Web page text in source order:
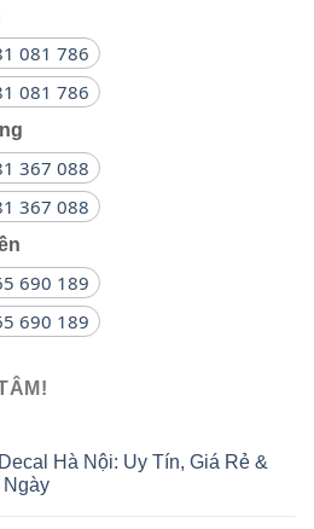
081 786
081 786
367 088
367 088
690 189
690 189
Hà Nội: Uy Tín, Giá Rẻ &
Ngày